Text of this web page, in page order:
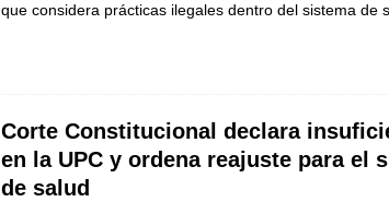
que considera prácticas ilegales dentro del sistema de
Corte Constitucional declara
en la UPC y ordena reajuste para el
de salud